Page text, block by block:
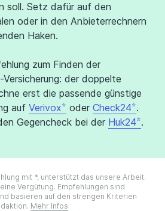
soll. Setz dafür auf den
oder in den Anbieterrechnern
Haken.
zum Finden der
der doppelte
erst die passende günstige
auf Verivox oder Check24 .
Gegencheck bei der Huk24 .
mit *, unterstützt das unsere Arbeit.
Vergütung. Empfehlungen sind
basieren auf den strengen Kriterien
Mehr Infos